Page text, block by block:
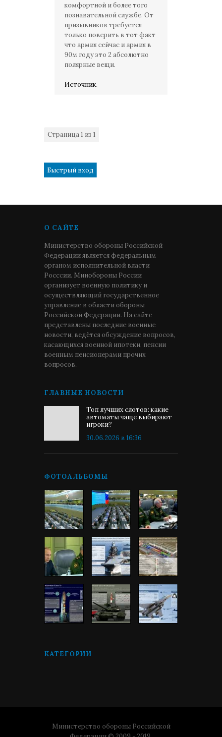
комфортной и более того
познавательной службе. От
призывников требуется
только поверить в тот факт
что армия сейчас и армия в
90м году это 2 абсолютно
полярные вещи.
Источник.
Страница1 из 1
О САЙТЕ
Министерство обороны Российской
Федерации является федеральным
органом исполнительной власти
Росссии. Минобороны России
организует военную политику и
осуществляющий государственное
управление в области обороны
Российской Федерации. На сайте
представлены последние военные
новости, ведётся обсуждение вопросов,
касающихся военной ипотеки, пенсии
военным пенсионерами прочих
вопросов.
ГЛАВНЫЕ НОВОСТИ
Топ лучших слотов: какие
автоматы чаще выбирают
игроки?
30.06.2026 в 16:36
ФОТОАЛЬБОМЫ
КАТЕГОРИИ
Министерство обороны Российской